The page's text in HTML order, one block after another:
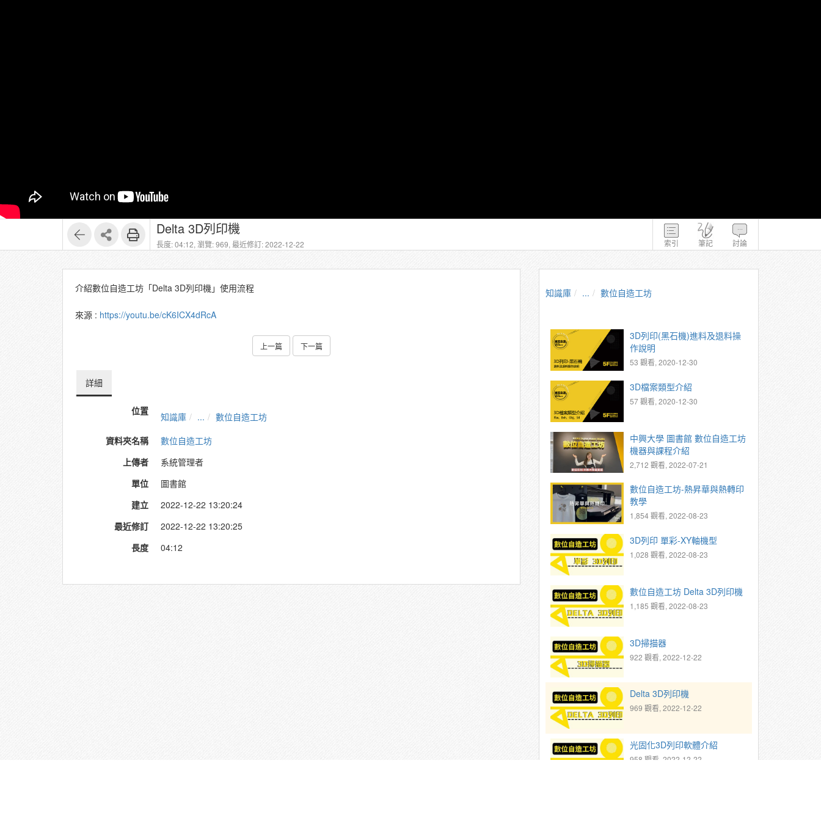
索引 筆記 討論
Delta 3D列印機
長度: 04:12, 瀏覽: 969, 最近修訂: 2022-12-22
介紹數位自造工坊「Delta 3D列印機」使用流程
來源 : https://youtu.be/cK6ICX4dRcA
上一篇 下一篇
詳細
位置 知識庫 ...
數位自造工坊
資料夾名稱
數位自造工坊
上傳者
系統管理者
單位
圖書館
建立
2022-12-22 13:20:24
最近修訂
2022-12-22 13:20:25
長度
04:12
知識庫 ... 數位自造工坊
3D列印(黑石機)進料及退料操
作說明
53 觀看, 2020-12-30
3D檔案類型介紹
57 觀看, 2020-12-30
中興大學 圖書館 數位自造工坊
機器與課程介紹
2,712 觀看, 2022-07-21
數位自造工坊-熱昇華與熱轉印
教學
1,854 觀看, 2022-08-23
3D列印 單彩-XY軸機型
1,028 觀看, 2022-08-23
數位自造工坊 Delta 3D列印機
1,185 觀看, 2022-08-23
3D掃描器
922 觀看, 2022-12-22
Delta 3D列印機
969 觀看, 2022-12-22
光固化3D列印軟體介紹
958 觀看, 2022-12-22